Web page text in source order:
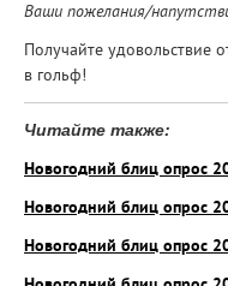
Ваши пожелания/
Получайте удовольствие
в гольф!
Читайте также:
Новогодний блиц опрос
Новогодний блиц опрос
Новогодний блиц опрос